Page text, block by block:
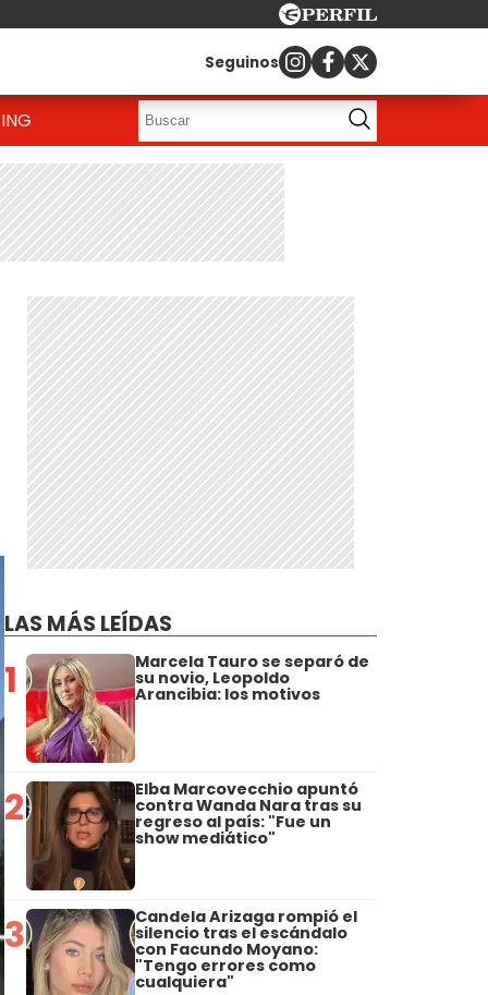
Seguinos
LAS MÁS LEÍDAS
1 Marcela Tauro se separó de
su novio, Leopoldo
Arancibia: los motivos
2 Elba Marcovecchio apuntó
contra Wanda Nara tras su
regreso al país: "Fue un
show mediático"
3 Candela Arizaga rompió el
silencio tras el escándalo
con Facundo Moyano:
"Tengo errores como
cualquiera"